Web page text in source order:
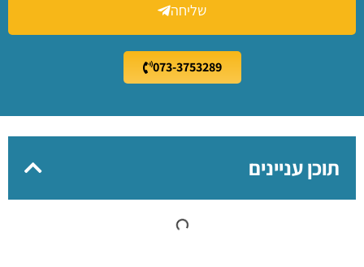
שליחה
073-3753289
תוכן עניינים